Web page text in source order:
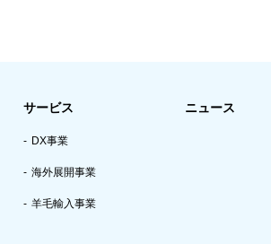
サービス
DX事業
海外展開事業
羊毛輸入事業
ニュース